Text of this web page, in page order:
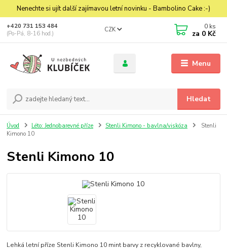
Nenechte si ujít další zajímavou letní novinku - Bambolino Cake :-)
Menu
CZK
Hledat
+420 731 153 484
(Po-Pá, 8-16 hod.)
0 ks
za 0 Kč
Úvod Léto: Jednobarevné příze Stenli Kimono - bavlna/viskóza
Stenli
Kimono 10
Stenli Kimono 10
Lehká letní příze Stenli Kimono 10 mint barvy z recyklované bavlny,